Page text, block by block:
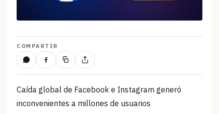
COMPARTIR
Caída global de Facebook e Instagram generó
inconvenientes a millones de usuarios